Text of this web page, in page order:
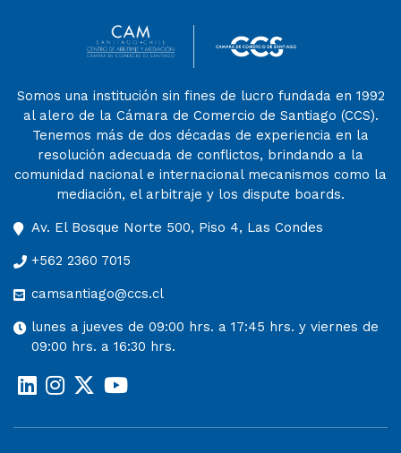
Somos una institución sin fines de lucro fundada en 1992
al alero de la Cámara de Comercio de Santiago (CCS).
Tenemos más de dos décadas de experiencia en la
resolución adecuada de conflictos, brindando a la
comunidad nacional e internacional mecanismos como la
mediación, el arbitraje y los dispute boards.
Av. El Bosque Norte 500, Piso 4, Las Condes
+562 2360 7015
camsantiago@ccs.cl
lunes a jueves de 09:00 hrs. a 17:45 hrs. y viernes de
09:00 hrs. a 16:30 hrs.